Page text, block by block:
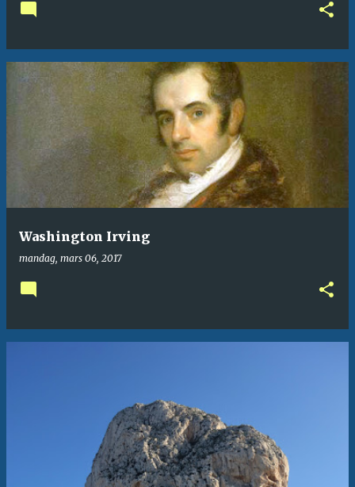
Washington Irving
mandag, mars 06, 2017